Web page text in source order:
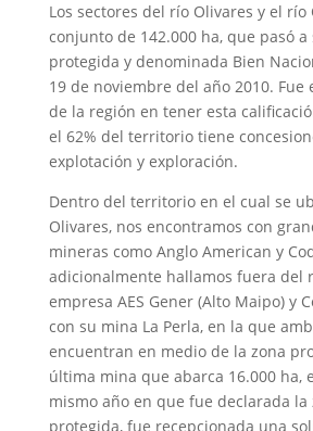
Los sectores del río Olivares y el río
conjunto de 142.000 ha, que pasó a
protegida y denominada Bien
19 de noviembre del año 2010.
de la región en tener esta
el 62% del territorio tiene
explotación y exploración.
Dentro del territorio en el cual se
Olivares, nos encontramos con
mineras como Anglo American y
adicionalmente hallamos fuera del
empresa AES Gener (Alto Maipo) y
con su mina La Perla, en la que
encuentran en medio de la zona
última mina que abarca 16.000 ha,
mismo año en que fue declarada la
protegida, fue recepcionada una